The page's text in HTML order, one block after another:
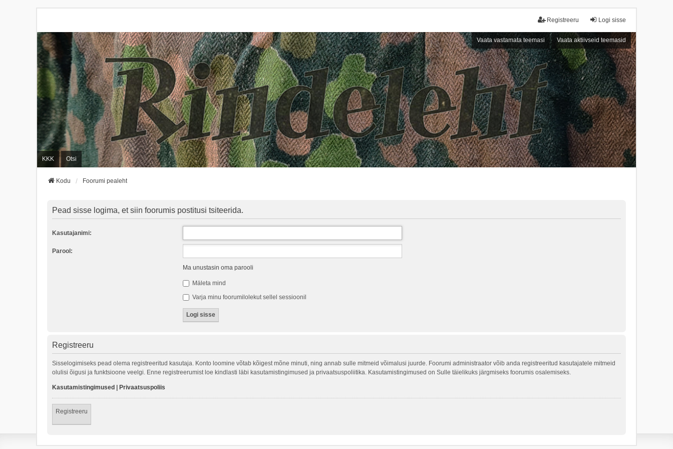
Logi sisse
Registreeru
Vaata vastamata teemasi Vaata aktiivseid teemasid
KKK Otsi
Kodu Foorumi pealeht
Pead sisse logima, et siin foorumis postitusi tsiteerida.
Kasutajanimi:
Parool:
Ma unustasin oma parooli
Mäleta mind
Varja minu foorumilolekut sellel sessioonil
Registreeru
Sisselogimiseks pead olema registreeritud kasutaja. Konto loomine võtab kõigest mõne minuti, ning annab sulle mitmeid võimalusi juurde. Foorumi administraator võib anda registreeritud kasutajatele mitmeid
olulisi õigusi ja funktsioone veelgi. Enne registreerumist loe kindlasti läbi kasutamistingimused ja privaatsuspoliitika. Kasutamistingimused on Sulle täielikuks järgmiseks foorumis osalemiseks.
Kasutamistingimused | Privaatsuspoliis
Registreeru